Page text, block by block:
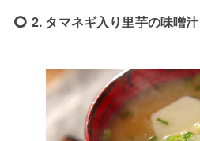
2. タマネギ入り里芋の味噌汁